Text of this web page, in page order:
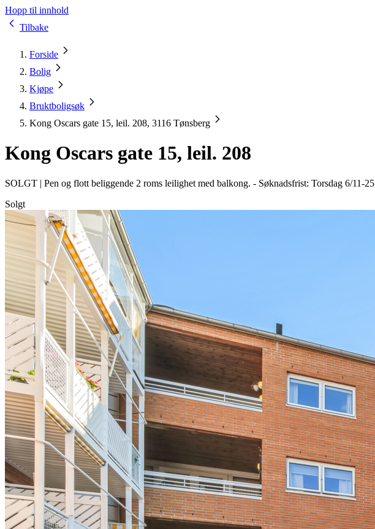
Hopp til innhold
Tilbake
Forside
Bolig
Kjøpe
Bruktboligsøk
Kong Oscars gate 15, leil. 208, 3116 Tønsberg
Kong Oscars gate 15, leil. 208
SOLGT | Pen og flott beliggende 2 roms leilighet med balkong. - Søknadsfrist: Torsdag 6/11-25
Solgt